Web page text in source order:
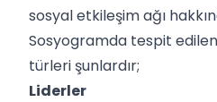
sosyal etkileşim ağı
Sosyogramda tespit
türleri şunlardır;
Liderler